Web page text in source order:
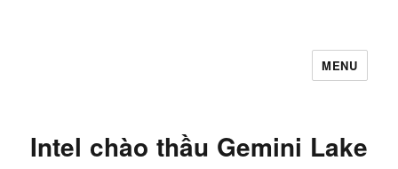
MENU
Intel chào thầu Gemini Lake